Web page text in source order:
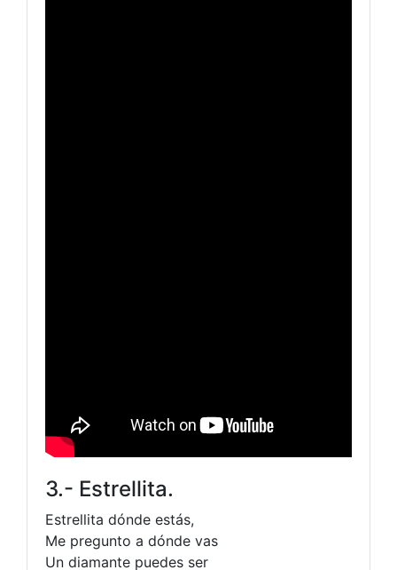
3.- Estrellita.
Estrellita dónde estás,
Me pregunto a dónde vas
Un diamante puedes ser